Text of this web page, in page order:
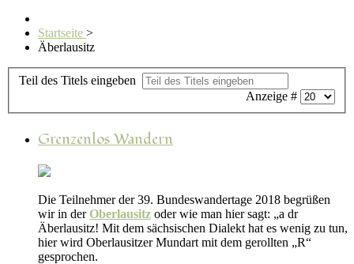
Startseite >
Äberlausitz
Teil des Titels eingeben
Anzeige #
Grenzenlos Wandern
Die Teilnehmer der 39. Bundeswandertage 2018 begrüßen
wir in derOberlausitz oder wie man hier sagt: „a dr
Äberlausitz! Mit dem sächsischen Dialekt hat es wenig zu tun,
hier wird Oberlausitzer Mundart mit dem gerollten „R“
gesprochen.